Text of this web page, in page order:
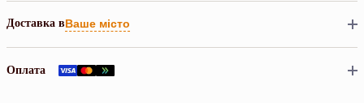
Доставка вВаше місто
Оплата